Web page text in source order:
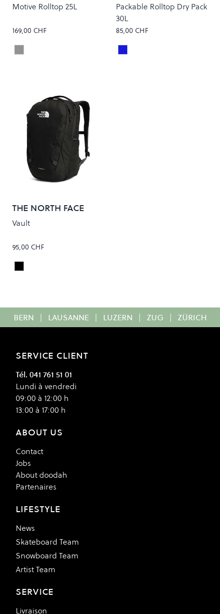
Motive Rolltop 25L
169,00 CHF
Colour
STONE BALLISTIC
Packable Rolltop Dry Pack
30L
85,00 CHF
Colour
Deep Blue
THE NORTH FACE
Vault
95,00 CHF
Colour
TNF Black
BERN | LAUSANNE | LUZERN | ZUG | ZÜRICH
SERVICE CLIENT
Tél. 041 761 51 01
Lundi à vendredi
09:00 à 12:00 h
13:00 à 17:00 h
ABOUT US
Contact
Jobs
About doodah
Partenaires
LIFESTYLE
News
Skateboard Team
Snowboard Team
Artist Team
SERVICE
Livraison